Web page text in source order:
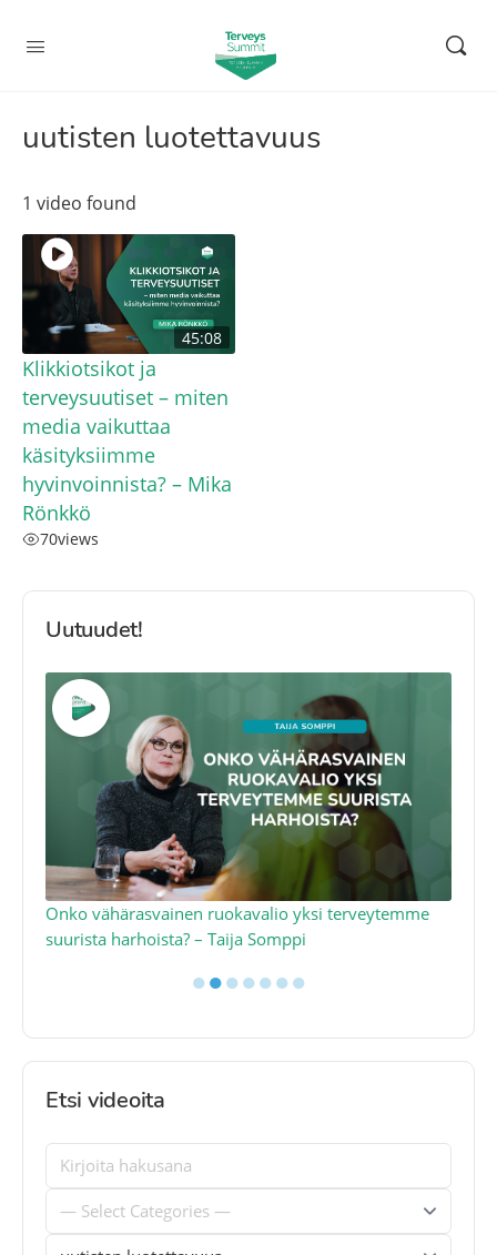
uutisten luotettavuus
1 video found
45:08
Klikkiotsikot ja
terveysuutiset – miten
media vaikuttaa
käsityksiimme
hyvinvoinnista? – Mika
Rönkkö
70views
Uutuudet!
Onko vähärasvainen ruokavalio yksi terveytemme
suurista harhoista? – Taija Somppi
●●●●●●●
Etsi videoita